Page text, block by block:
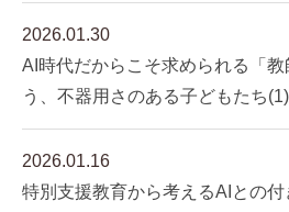
2026.01.30
AI時代だからこそ求められる「
う、不器用さのある子どもたち(1)
2026.01.16
特別支援教育から考えるAIとの